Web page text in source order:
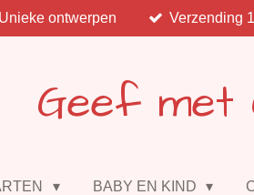
Unieke ontwerpen Verzending
Geef met
BABY EN KIND